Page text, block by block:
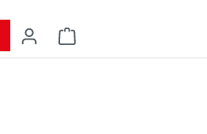
Warenkorb enthält